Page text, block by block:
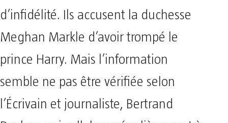
d’infidélité. Ils accusent la duchesse
Meghan Markle d’avoir trompé le
prince Harry. Mais l’information
semble ne pas être vérifiée selon
l’Écrivain et journaliste, Bertrand